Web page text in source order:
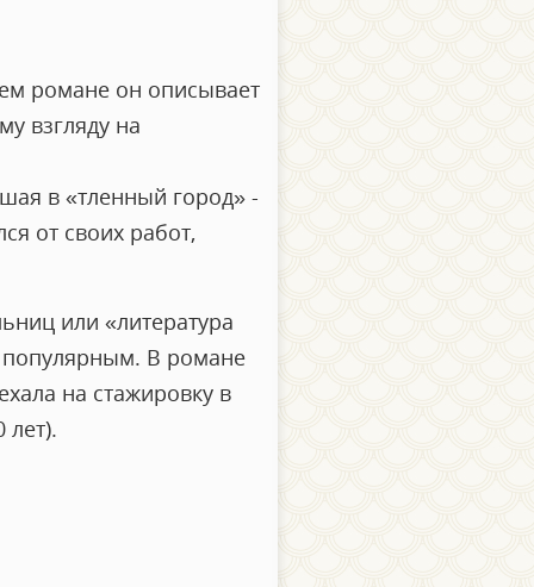
романе он описывает
взгляду на
в «тленный город» -
от своих работ,
или «литература
популярным. В романе
на стажировку в